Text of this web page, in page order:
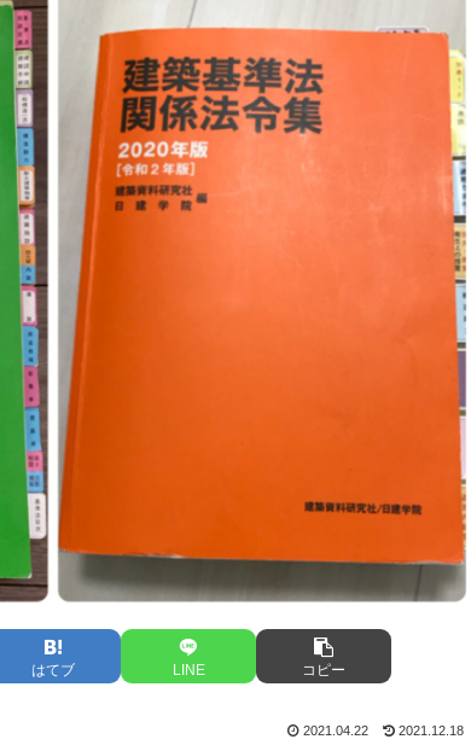
はてブ LINE コピー
2021.04.22 2021.12.18